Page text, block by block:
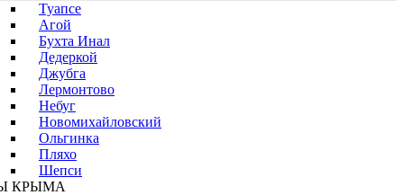
Туапсе
Агой
Бухта Инал
Дедеркой
Джубга
Лермонтово
Небуг
Новомихайловский
Ольгинка
Пляхо
Шепси
КРЫМА